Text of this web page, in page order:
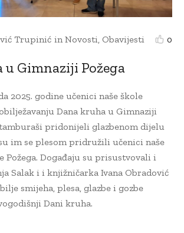
0
Trupinić inNovosti, Obavijesti
Gimnaziji Požega
2025. godine učenici naše škole
Dana kruha u Gimnaziji
tamburaši pridonijeli glazbenom dijelu
im se plesom pridružili učenici naše
Požega. Događaju su prisustvovali i
Salak i i knjižničarka Ivana Obradović
smijeha, plesa, glazbe i gozbe
Dani kruha.